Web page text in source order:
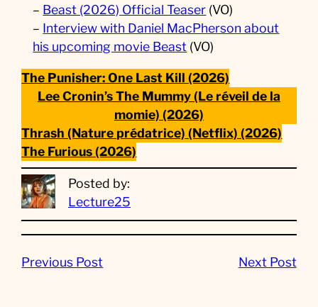
– Beast (2026) Official Teaser (VO)
– Interview with Daniel MacPherson about
his upcoming movie Beast (VO)
The Punisher: One Last Kill (2026)
Lee Cronin’s The Mummy (Le réveil de la
momie) (2026)
Thrash (Nature prédatrice) (Netflix) (2026)
The Furious (2026)
Posted by:
Lecture25
Previous Post Next Post